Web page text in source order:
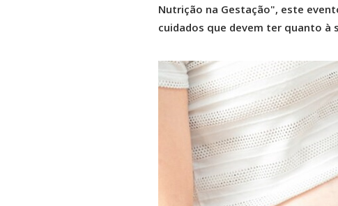
Nutrição na Gestação", este
cuidados que devem ter quanto à